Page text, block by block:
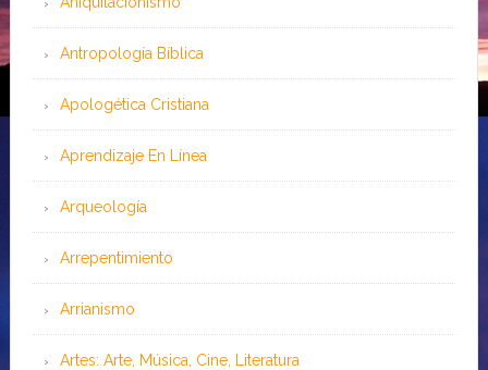
Antropología Bíblica
Apologética Cristiana
Aprendizaje En Línea
Arqueología
Arrepentimiento
Arrianismo
Artes: Arte, Música, Cine, Literatura